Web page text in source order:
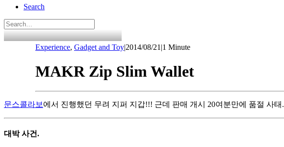
Search
Experience, Gadget and Toy|2014/08/21 |1 Minute
MAKR Zip Slim Wallet
문스콜라보 에서 진행했던 무려 지퍼 지갑!!! 근데 판매 개시 20여분만에 품절 사태.
대박 사건.